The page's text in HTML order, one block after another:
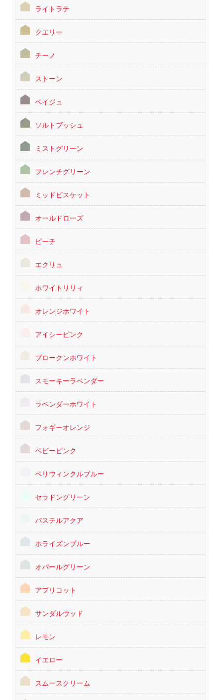
ライトラテ
クエリー
チーノ
ストーン
ベイジュ
ソルトブッシュ
ミストグリーン
フレンチグリーン
ミッドビスケット
オールドローズ
ピーチ
エクリュ
ホワイトリリィ
オレンジホワイト
アイシーピンク
ブロークンホワイト
スモーキーラベンダー
ラベンダーホワイト
フォギーオレンジ
ベビーピンク
ペリウィンクルブルー
セラドングリーン
パステルアクア
ホライズンブルー
オパールグリーン
アプリコット
サンダルウッド
レモン
イエロー
スムースクリーム